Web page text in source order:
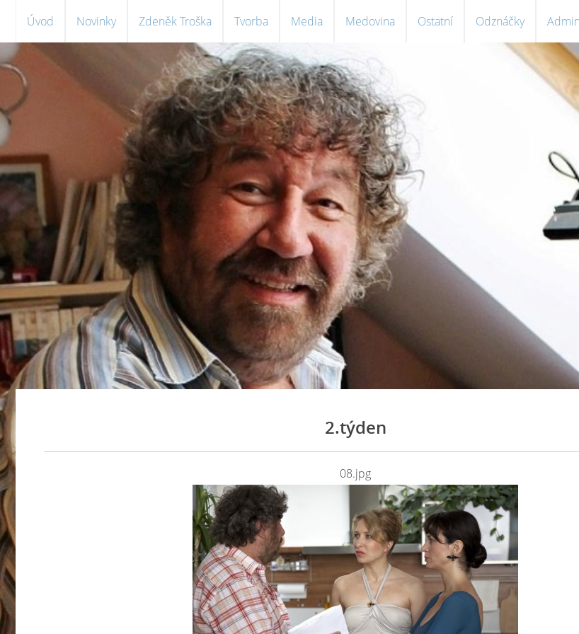
Úvod Novinky Zdeněk Troška Tvorba Media Medovina Ostatní Odznáčky
2.týden
08.jpg